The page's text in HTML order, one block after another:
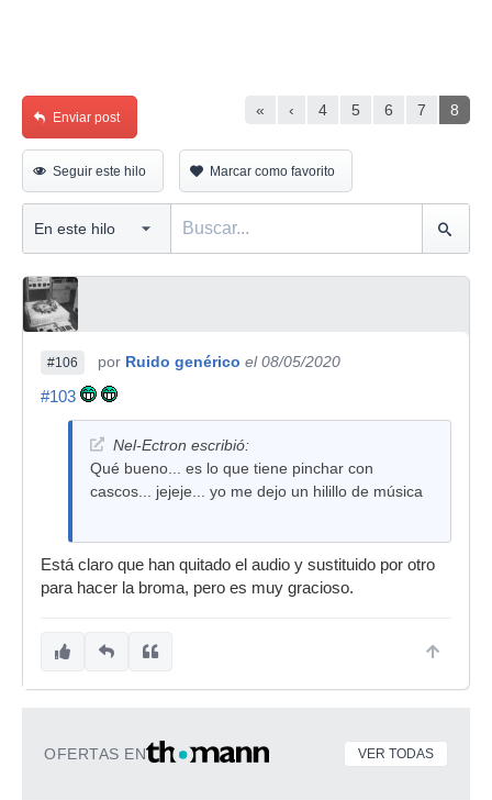
« ‹ 4 5 6 7 8
Enviar post
Seguir este hilo Marcar como favorito
#106 por Ruido genérico el 08/05/2020
#103
Nel-Ectron escribió:
Qué bueno... es lo que tiene pinchar con
cascos... jejeje... yo me dejo un hilillo de música
Está claro que han quitado el audio y sustituido por otro
para hacer la broma, pero es muy gracioso.
OFERTAS EN VER TODAS